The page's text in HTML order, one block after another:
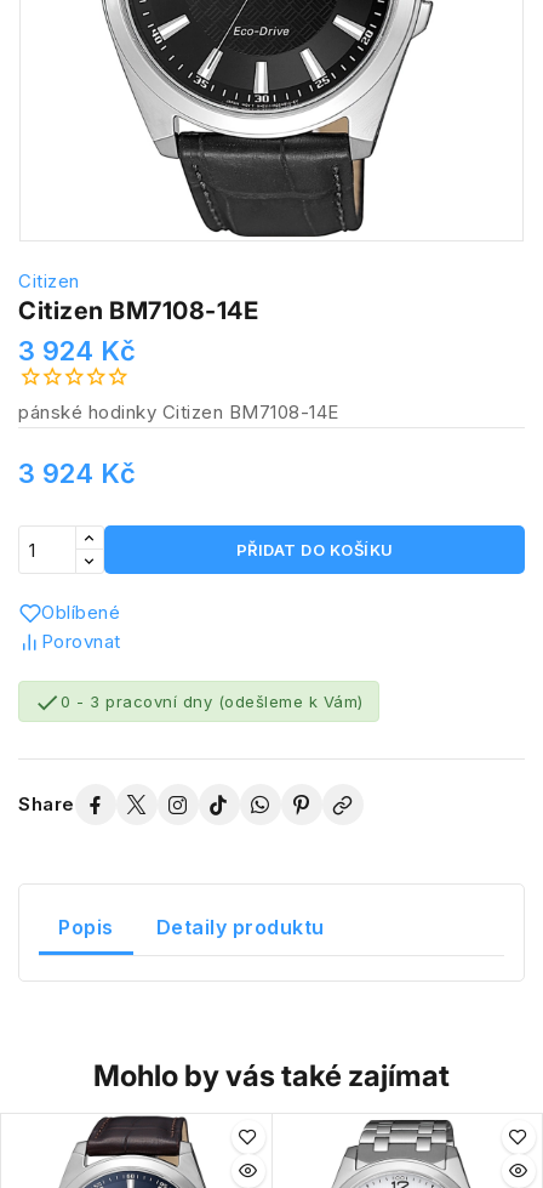
Citizen
Citizen BM7108-14E
3 924 Kč
pánské hodinky Citizen BM7108-14E
3 924 Kč
PŘIDAT DO KOŠÍKU
Oblíbené
Porovnat
0 - 3 pracovní dny (odešleme k Vám)
Share
Popis Detaily produktu
Mohlo by vás také zajímat